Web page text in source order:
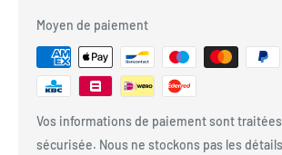
Moyen de paiement
Vos informations de paiement sont
sécurisée. Nous ne stockons pas les